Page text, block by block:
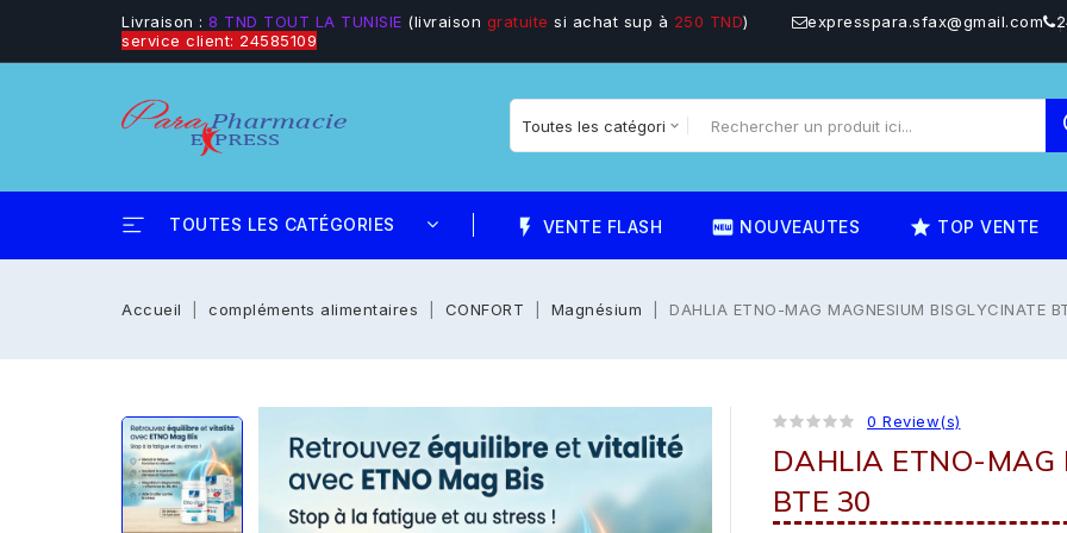
Livraison : 8 TND TOUT LA TUNISIE (livraison gratuite si achat sup à 250 TND)
service client: 24585109
expresspara.sfax@gmail.com
TOUTES LES CATÉGORIES flash_on VENTE FLASH fiber_new NOUVEAUTES star_rate
TOP VENTE
Accueil compléments alimentaires CONFORT Magnésium DAHLIA ETNO-MAG MAGNESIUM BISGLYCINATE
0 Review(s)
DAHLIA ETNO-MAG
BTE 30